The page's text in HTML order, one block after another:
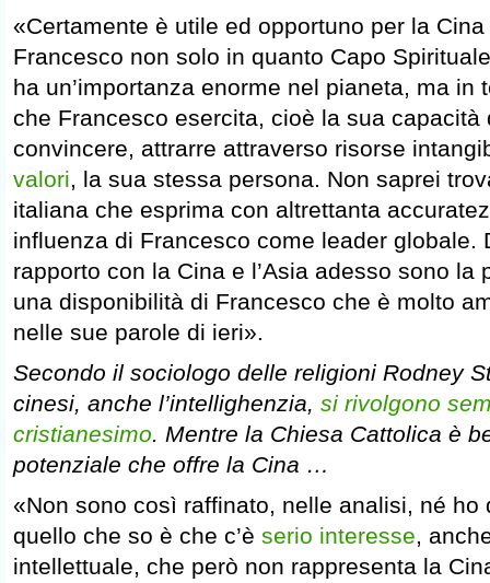
«Certamente è utile ed opportuno per la
Francesco non solo in quanto Capo
ha un’importanza enorme nel pianeta, ma in
che Francesco esercita, cioè la sua capacità
convincere, attrarre attraverso risorse
valori, la sua stessa persona. Non saprei
italiana che esprima con altrettanta
influenza di Francesco come leader globale.
rapporto con la Cina e l’Asia adesso sono la
una disponibilità di Francesco che è molto
nelle sue parole di ieri».
Secondo il sociologo delle religioni Rodney
cinesi, anche l’intellighenzia, si rivolgono
cristianesimo. Mentre la Chiesa Cattolica è
potenziale che offre la Cina …
«Non sono così raffinato, nelle analisi, né ho
quello che so è che c’è serio interesse,
intellettuale, che però non rappresenta la